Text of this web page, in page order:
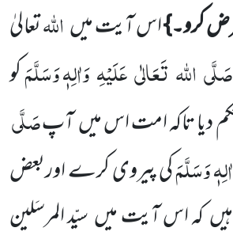
کرو۔}اس آیت میںاللہتعالیٰ
صَلَّی اللہتَعَالٰیعَلَیْہِوَاٰلِہٖ وَسَلَّمَکو
دیا تاکہ امت اس میںآپصَلَّی
وَسَلَّمَکی پیروی کرے اوربعض
کہ اس آیت میںسیّد المرسَلین